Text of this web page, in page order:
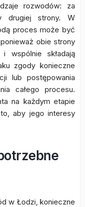
rozwodów: za
drugiej strony. W
proces może być
obie strony
wspólnie składają
zgody konieczne
lub postępowania
całego procesu.
na każdym etapie
aby jego interesy
w Łodzi, konieczne